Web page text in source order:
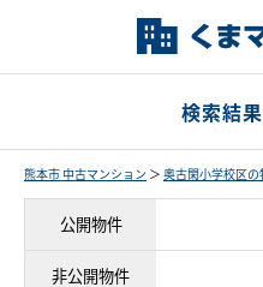
検索結
熊本市 中古マンション ＞ 奥古閑小学校区の
公開物件
非公開物件